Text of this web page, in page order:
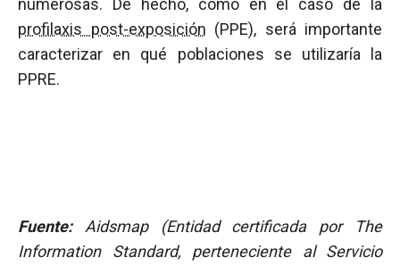
numerosas. De hecho, como en el caso de la
profilaxis post-exposición (PPE), será importante
caracterizar en qué poblaciones se utilizaría la
PPRE.
Fuente: Aidsmap (Entidad certificada por The
Information Standard, perteneciente al Servicio